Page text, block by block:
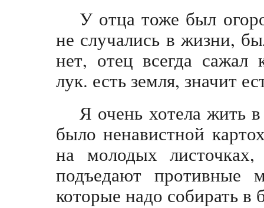
У отца тоже был
не случались в жизни,
нет, отец всегда
лук. есть земля, значит
Я очень хотела жить
было ненавистной
на молодых
подъедают противные
которые надо собирать в